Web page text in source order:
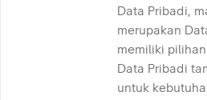
Data Pribadi,
merupakan
memiliki
Data Pribadi
untuk